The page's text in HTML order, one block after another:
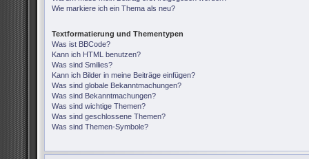
Wie markiere ich ein Thema als neu?
Textformatierung und Thementypen
Was ist BBCode?
Kann ich HTML benutzen?
Was sind Smilies?
Kann ich Bilder in meine Beiträge einfügen?
Was sind globale Bekanntmachungen?
Was sind Bekanntmachungen?
Was sind wichtige Themen?
Was sind geschlossene Themen?
Was sind Themen-Symbole?